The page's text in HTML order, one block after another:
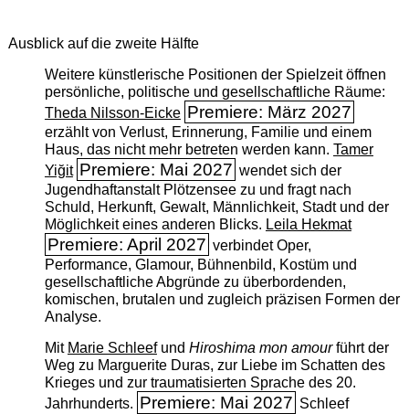
Ausblick auf die zweite Hälfte
Weitere künstlerische Positionen der Spielzeit öffnen
persönliche, politische und gesellschaftliche Räume:
Theda Nilsson-Eicke Premiere: März 2027
erzählt von Verlust, Erinnerung, Familie und einem
Haus, das nicht mehr betreten werden kann. Tamer
Yiğit Premiere: Mai 2027 wendet sich der
Jugendhaftanstalt Plötzensee zu und fragt nach
Schuld, Herkunft, Gewalt, Männlichkeit, Stadt und der
Möglichkeit eines anderen Blicks. Leila Hekmat
Premiere: April 2027 verbindet Oper,
Performance, Glamour, Bühnenbild, Kostüm und
gesellschaftliche Abgründe zu überbordenden,
komischen, brutalen und zugleich präzisen Formen der
Analyse.
Mit Marie Schleefund Hiroshima mon amourführt der
Weg zu Marguerite Duras, zur Liebe im Schatten des
Krieges und zur traumatisierten Sprache des 20.
Jahrhunderts. Premiere: Mai 2027 Schleef